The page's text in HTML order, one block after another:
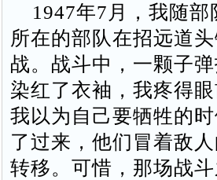
1947年7月，我随部
所在的部队在招远道
战。战斗中，一颗子
染红了衣袖，我疼得
我以为自己要牺牲的
了过来，他们冒着敌
转移。可惜，那场战